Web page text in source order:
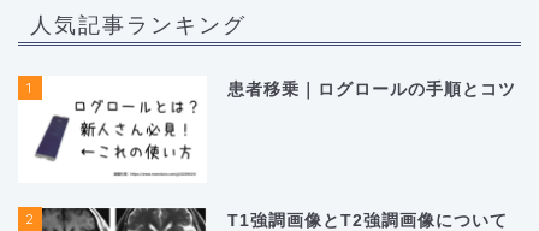
人気記事ランキング
1 患者移乗｜ログロールの手順とコツ
2
T1強調画像とT2強調画像について